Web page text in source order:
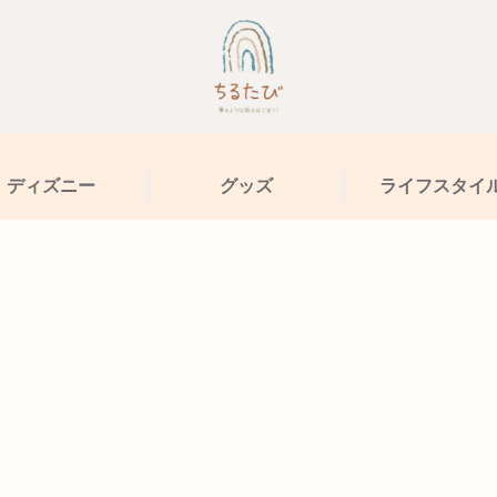
ディズニー グッズ ライフスタイ